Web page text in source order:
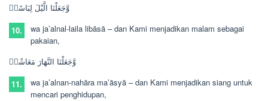
وَّجَعَلْنَا الَّيْلَ لِبَاسًاۙ
10.
wa ja’alnal-laila libāsā –dan Kami menjadikan malam sebagai
pakaian,
وَّجَعَلْنَا النَّهَارَ مَعَاشًاۚ
11.
wa ja’alnan-nahāra ma’āsyā –dan Kami menjadikan siang untuk
mencari penghidupan,